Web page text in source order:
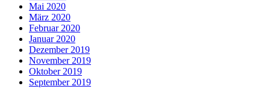
Mai 2020
März 2020
Februar 2020
Januar 2020
Dezember 2019
November 2019
Oktober 2019
September 2019